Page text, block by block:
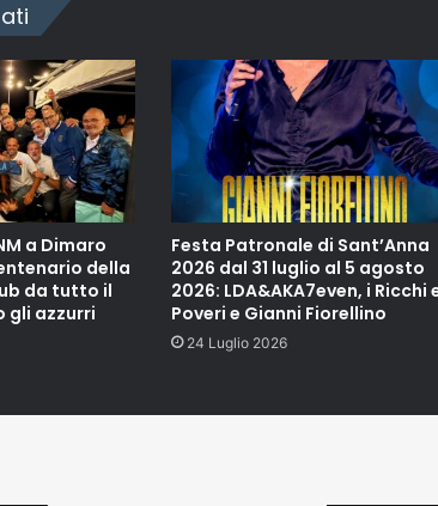
a Dimaro
della
da tutto il
gli azzurri
Festa Patronale di Sant’Anna
2026 dal 31 luglio al 5 agosto
2026: LDA&AKA7even, i Ricchi
Poveri e Gianni Fiorellino
24 Luglio 2026